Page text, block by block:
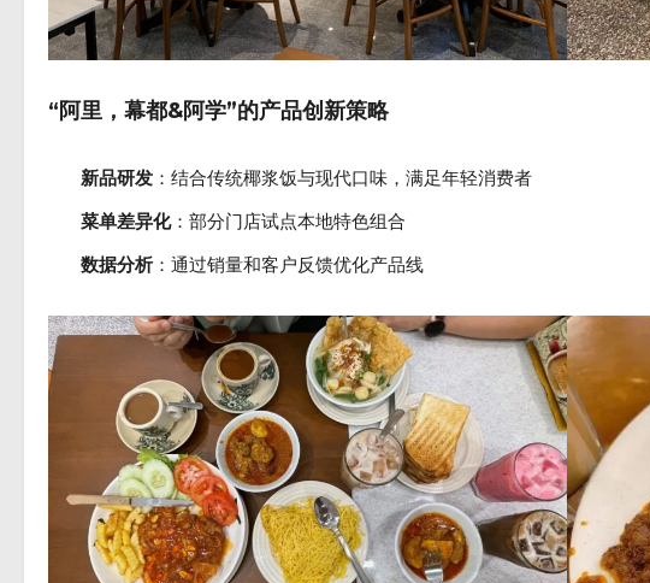
“阿里，幕都&阿学”的产品创新策略
新品研发 ：结合传统椰浆饭与现代口味，满足年轻消费者
菜单差异化：部分门店试点本地特色组合
数据分析：通过销量和客户反馈优化产品线